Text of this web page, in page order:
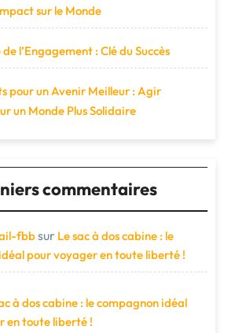
sur le Monde
l’Engagement : Clé du Succès
pour un Avenir Meilleur : Agir
un Monde Plus Solidaire
commentaires
fbbsur Le sac à dos cabine : le
pour voyager en toute liberté !
à dos cabine : le compagnon idéal
en toute liberté !